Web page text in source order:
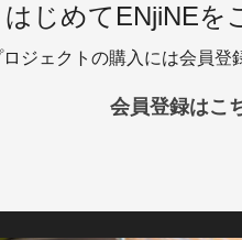
はじめてENjiNEを
ロジェクトの購入には会員登
会員登録はこ